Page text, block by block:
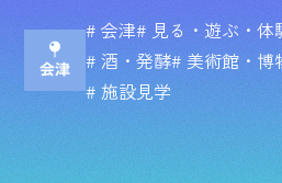
# 会津# 見る・遊ぶ・体
# 酒・発酵# 美術館・博
# 施設見学